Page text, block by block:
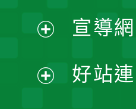
開
宣導
好站